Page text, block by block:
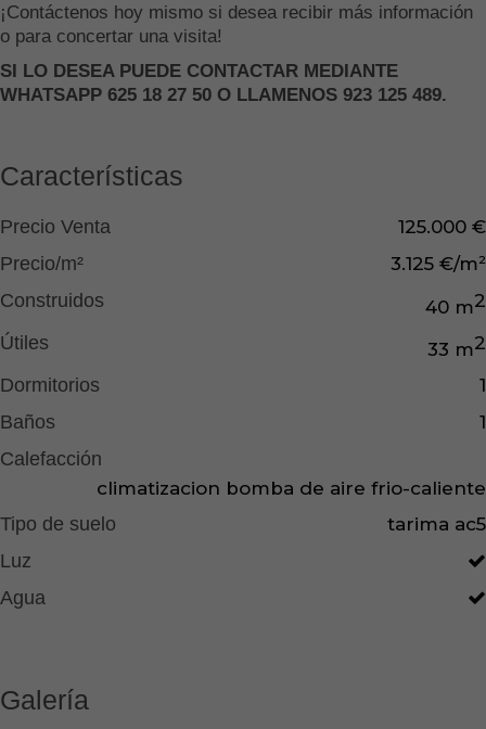
¡Contáctenos hoy mismo si desea recibir más información
o para concertar una visita!
SI LO DESEA PUEDE CONTACTAR MEDIANTE
WHATSAPP 625 18 27 50 O LLAMENOS 923 125 489.
Características
Precio Venta
125.000 €
Precio/m²
3.125 €/m²
Construidos
40 m2
Útiles
33 m2
Dormitorios
1
Baños
1
Calefacción
climatizacion bomba de aire frio-caliente
Tipo de suelo
tarima ac5
Luz
Agua
Galería